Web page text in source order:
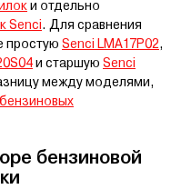
и отдельно
Senci. Для сравнения
простую Senci LMA17P02,
и старшую Senci
между моделями,
бензиновой